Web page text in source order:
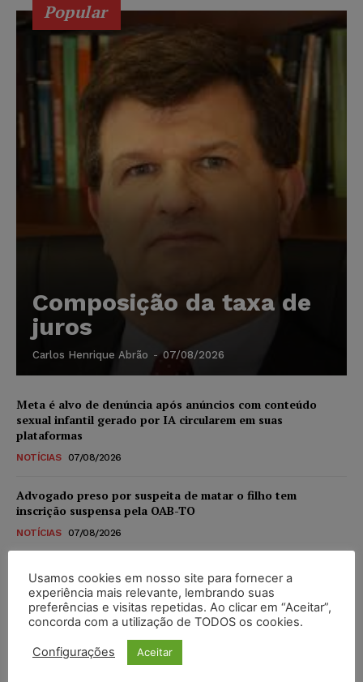
Popular
Composição da taxa de
juros
Carlos Henrique Abrão - 07/08/2026
Meta é alvo de denúncia após anúncios com conteúdo
sexual infantil gerado por IA circularem em suas
plataformas
NOTÍCIAS 07/08/2026
Advogado preso por suspeita de matar o filho tem
inscrição suspensa pela OAB-TO
NOTÍCIAS 07/08/2026
STF amplia isenção de IBS e CBS na compra de veículos
novos para pessoas com deficiência e autistas de todos os
níveis
DIREITO TRIBUTÁRIO 07/08/2026
Justiça do Trabalho mantém justa causa de empregado que
Usamos cookies em nosso site para fornecer a
experiência mais relevante, lembrando suas
preferências e visitas repetidas. Ao clicar em “Aceitar”,
concorda com a utilização de TODOS os cookies.
Configurações Aceitar